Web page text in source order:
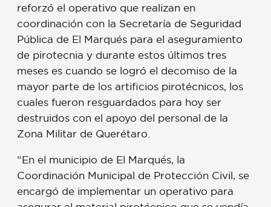
reforzó el operativo que realizan en
coordinación con la Secretaría de Seguridad
Pública de El Marqués para el aseguramiento
de pirotecnia y durante estos últimos tres
meses es cuando se logró el decomiso de la
mayor parte de los artificios pirotécnicos, los
cuales fueron resguardados para hoy ser
destruidos con el apoyo del personal de la
Zona Militar de Querétaro.
“En el municipio de El Marqués, la
Coordinación Municipal de Protección Civil, se
encargó de implementar un operativo para